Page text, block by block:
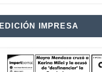
EDICIÓN IMPRESA